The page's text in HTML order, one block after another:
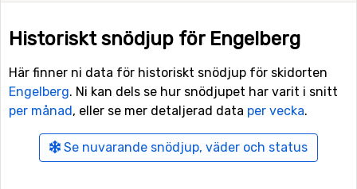
Historiskt snödjup för Engelberg
Här finner ni data för historiskt snödjup för skidorten
Engelberg. Ni kan dels se hur snödjupet har varit i snitt
per månad, eller se mer detaljerad data per vecka.
Se nuvarande snödjup, väder och status